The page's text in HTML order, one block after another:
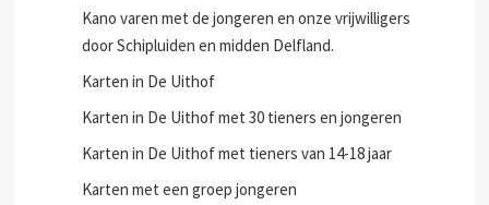
Kano varen met de jongeren en onze vrijwilligers
door Schipluiden en midden Delfland.
Karten in De Uithof
Karten in De Uithof met 30 tieners en jongeren
Karten in De Uithof met tieners van 14-18 jaar
Karten met een groep jongeren